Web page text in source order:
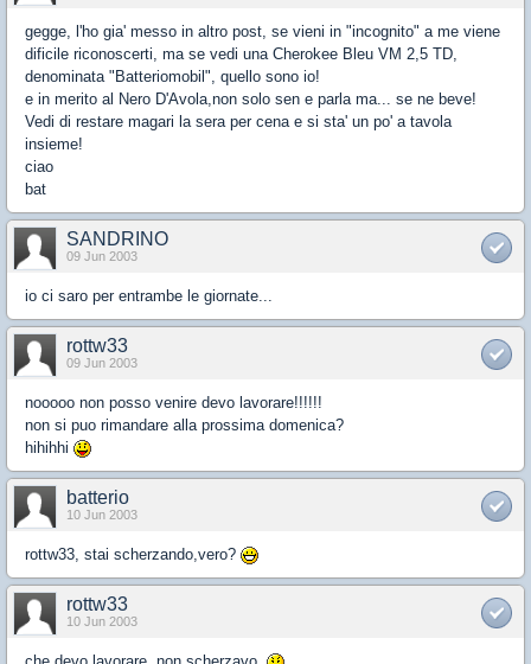
gegge, l'ho gia' messo in altro post, se vieni in "incognito" a me viene
dificile riconoscerti, ma se vedi una Cherokee Bleu VM 2,5 TD,
denominata "Batteriomobil", quello sono io!
e in merito al Nero D'Avola,non solo sen e parla ma... se ne beve!
Vedi di restare magari la sera per cena e si sta' un po' a tavola
insieme!
ciao
bat
SANDRINO
09 Jun 2003
io ci saro per entrambe le giornate...
rottw33
09 Jun 2003
nooooo non posso venire devo lavorare!!!!!!
non si puo rimandare alla prossima domenica?
hihihhi
batterio
10 Jun 2003
rottw33, stai scherzando,vero?
rottw33
10 Jun 2003